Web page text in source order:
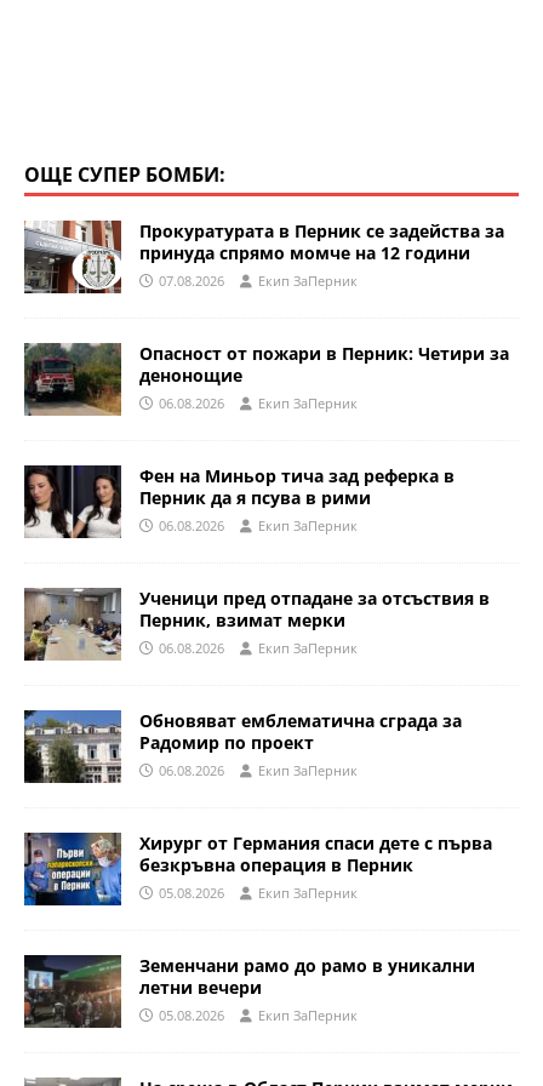
ОЩЕ СУПЕР БОМБИ:
Прокуратурата в Перник се задейства за
принуда спрямо момче на 12 години
07.08.2026 Eкип ЗаПерник
Опасност от пожари в Перник: Четири за
денонощие
06.08.2026 Eкип ЗаПерник
Фен на Миньор тича зад реферка в
Перник да я псува в рими
06.08.2026 Eкип ЗаПерник
Ученици пред отпадане за отсъствия в
Перник, взимат мерки
06.08.2026 Eкип ЗаПерник
Обновяват емблематична сграда за
Радомир по проект
06.08.2026 Eкип ЗаПерник
Хирург от Германия спаси дете с първа
безкръвна операция в Перник
05.08.2026 Eкип ЗаПерник
Земенчани рамо до рамо в уникални
летни вечери
05.08.2026 Eкип ЗаПерник